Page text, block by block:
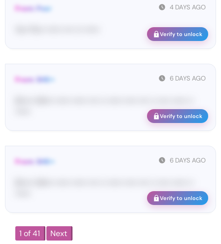
4 DAYS AGO
From: Pos•
Verify to unlock
6 DAYS AGO
From: SHE••
Verify to unlock
6 DAYS AGO
From: SHE••
Verify to unlock
1 of 41
Next